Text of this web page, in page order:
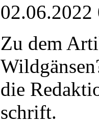
02.06.2022
Zu dem
die
schrift.